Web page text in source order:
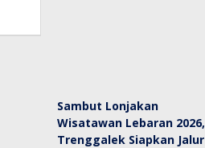
Sambut Lonjakan
Wisatawan Lebaran 2026,
Trenggalek Siapkan Jalur